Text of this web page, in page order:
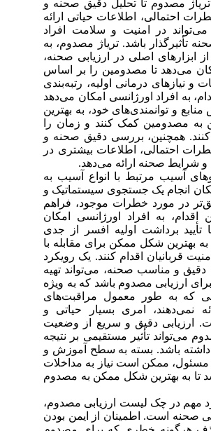
تریاژ مصدوم تا تحلیل دقیق صحنه و
احتمالی، اطلاعات حیاتی ارائه
در امنیت و سلامت افراد
تأثیرگذار باشد. تریاژ مصدوم، به
ابزارهای اصلی در ارزیابی صحنه،
می‌دهد تا مصدومین را بر اساس
نیازهای درمانی اولیه، رتبه‌بندی
به افراد اورژانسی امکان می‌دهد
و توانمندی‌های خود، به بهترین
مصدومین کمک کنند و زمان را
همچنین، بررسی دقیق صحنه و
احتمالی، اطلاعات بیشتری در
شرایط صحنه ارائه می‌دهد.
آسیب مرتبط با انواع آسیب به
انجام یک جستجوی سیستماتیک و
در مورد خطرات موجود، فراهم
به افراد اورژانسی امکان
تأیید برداشت اولیه افسر از جدی
بهترین شکل ممکن برای مقابله با
قربانیان اقدام کنند. یک رویکرد
دقیق و مناسب صحنه، می‌تواند تهیه
ارزیابی مصدوم باشد که به ویژه
که به طور معمول مراقبت‌های
نمی‌دهند، امری بسیار حیاتی و
ارزیابی دقیق و سریع از وضعیت
می‌تواند تأثیر مستقیمی بر نتیجه
باشد. بسته به سطح آموزش و
مسئول، ممکن است نیاز به مداخلات
تا به بهترین شکل ممکن به مصدوم
مهم در چک لیست ارزیابی مصدوم،
صحنه است. اطمینان از ایمن بودن